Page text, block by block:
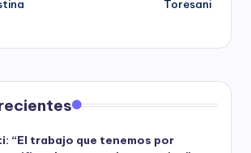
Toresani
“El trabajo que tenemos por